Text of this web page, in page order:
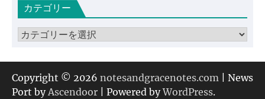
イカテゴリー
カ
ゴ
リ
ー
Copyright © 2026 notesandgracenotes.com | News
Port byAscendoor | Powered byWordPress.